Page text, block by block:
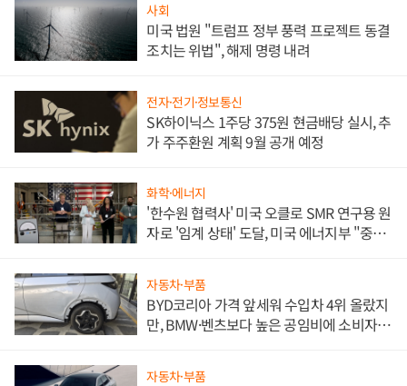
사회
미국 법원 "트럼프 정부 풍력 프로젝트 동결
조치는 위법", 해제 명령 내려
전자·전기·정보통신
SK하이닉스 1주당 375원 현금배당 실시, 추
가 주주환원 계획 9월 공개 예정
화학·에너지
'한수원 협력사' 미국 오클로 SMR 연구용 원
자로 '임계 상태' 도달, 미국 에너지부 "중요
자동차·부품
BYD코리아 가격 앞세워 수입차 4위 올랐지
만, BMW·벤츠보다 높은 공임비에 소비자
자동차·부품